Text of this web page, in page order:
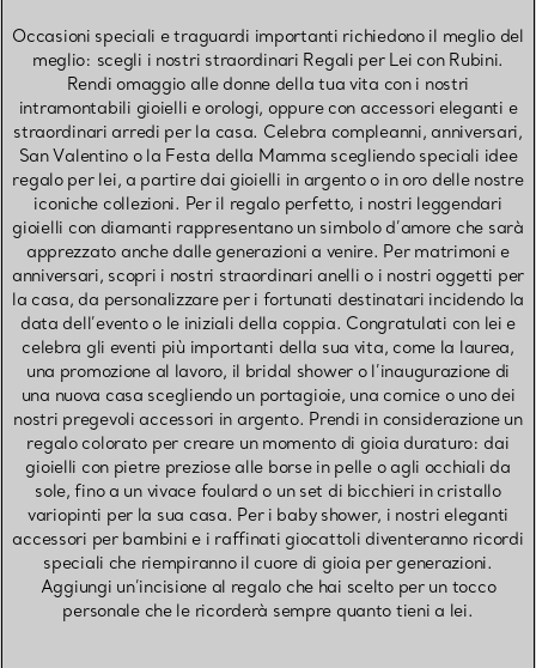
Occasioni speciali e traguardi importanti richiedono il meglio del
meglio: scegli i nostri straordinari Regali per Lei con Rubini.
Rendi omaggio alle donne della tua vita con i nostri
intramontabili gioielli e orologi, oppure con accessori eleganti e
straordinari arredi per la casa. Celebra compleanni, anniversari,
San Valentino o la Festa della Mamma scegliendo speciali idee
regalo per lei, a partire dai gioielli in argento o in oro delle nostre
iconiche collezioni. Per il regalo perfetto, i nostri leggendari
gioielli con diamanti rappresentano un simbolo d’amore che sarà
apprezzato anche dalle generazioni a venire. Per matrimoni e
anniversari, scopri i nostri straordinari anelli o i nostri oggetti per
la casa, da personalizzare per i fortunati destinatari incidendo la
data dell’evento o le iniziali della coppia. Congratulati con lei e
celebra gli eventi più importanti della sua vita, come la laurea,
una promozione al lavoro, il bridal shower o l’inaugurazione di
una nuova casa scegliendo un portagioie, una cornice o uno dei
nostri pregevoli accessori in argento. Prendi in considerazione un
regalo colorato per creare un momento di gioia duraturo: dai
gioielli con pietre preziose alle borse in pelle o agli occhiali da
sole, fino a un vivace foulard o un set di bicchieri in cristallo
variopinti per la sua casa. Per i baby shower, i nostri eleganti
accessori per bambini e i raffinati giocattoli diventeranno ricordi
speciali che riempiranno il cuore di gioia per generazioni.
Aggiungi un’incisione al regalo che hai scelto per un tocco
personale che le ricorderà sempre quanto tieni a lei.